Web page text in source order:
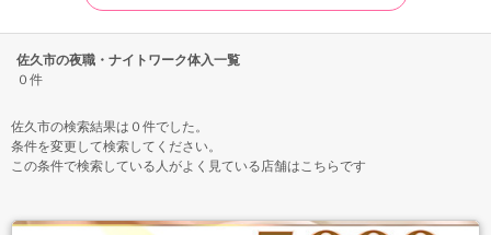
佐久市の夜職・ナイトワーク体入一覧
０件
佐久市の検索結果は０件でした。
条件を変更して検索してください。
この条件で検索している人がよく見ている店舗はこちらです